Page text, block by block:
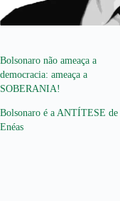
Bolsonaro não ameaça a
democracia: ameaça a
SOBERANIA!
Bolsonaro é a ANTÍTESE de
Enéas